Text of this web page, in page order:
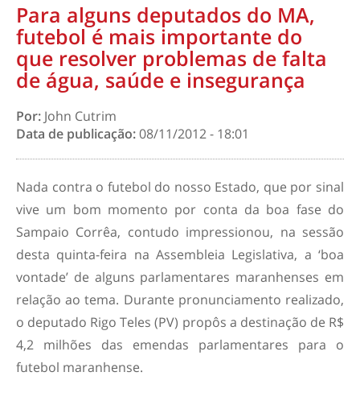
Para alguns deputados do MA,
futebol é mais importante do
que resolver problemas de falta
de água, saúde e insegurança
Por: John Cutrim
Data de publicação:08/11/2012 - 18:01
Nada contra o futebol do nosso Estado, que por sinal
vive um bom momento por conta da boa fase do
Sampaio Corrêa, contudo impressionou, na sessão
desta quinta-feira na Assembleia Legislativa, a ‘boa
vontade’ de alguns parlamentares maranhenses em
relação ao tema. Durante pronunciamento realizado,
o deputado Rigo Teles (PV) propôs a destinação de R$
4,2 milhões das emendas parlamentares para o
futebol maranhense.